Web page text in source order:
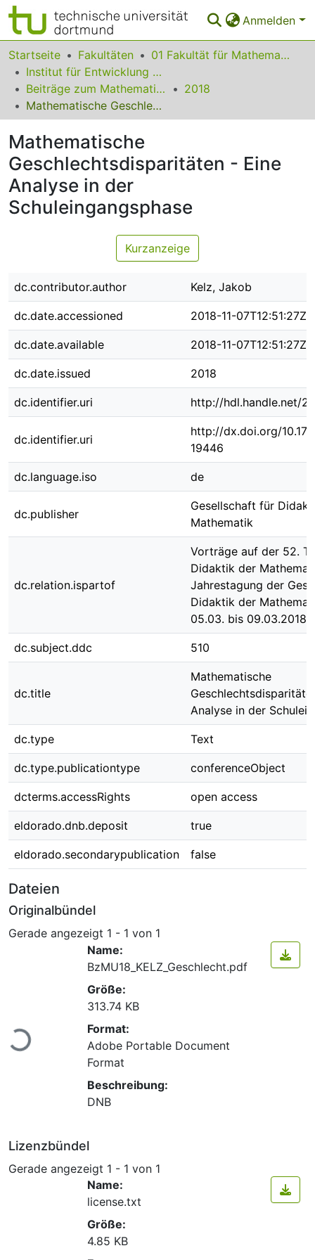
Anmelden
Bereiche & Sammlungen
Das gesamte Repositorium
Statistiken
FAQ
Leitlinien
Zurück zur Startseite
Startseite Fakultäten
01 Fakultät für Mathematik
Institut für Entwicklung und Erforschung des Mathematikunterrichts
Beiträge zum Mathematikunterricht
2018
Mathematische Geschlechtsdisparitäten - Eine Analyse in der Schuleingangsphase
Mathematische
Geschlechtsdisparitäten - Eine
Analyse in der
Schuleingangsphase
Kurzanzeige
dc.contributor.author Kelz, Jakob
dc.date.accessioned 2018-11-07T12:51:27Z
dc.date.available 2018-11-07T12:51:27Z
dc.date.issued 2018
dc.identifier.uri http://hdl.handle.net/
dc.identifier.uri
http://dx.doi.org/
19446
dc.language.iso de
dc.publisher
Gesellschaft für
Mathematik
dc.relation.ispartof
Vorträge auf der 52.
Didaktik der
Jahrestagung der
Didaktik der
05.03. bis 09.03.2018
dc.subject.ddc 510
dc.title
Mathematische
Analyse in der
dc.type Text
dc.type.publicationtype conferenceObject
dcterms.accessRights open access
eldorado.dnb.deposit true
eldorado.secondarypublication false
Dateien
Originalbündel
Gerade angezeigt 1 - 1 von 1
Lade...
Name:
BzMU18_KELZ_Geschlecht.pdf
Größe:
313.74 KB
Format:
Adobe Portable Document
Format
Beschreibung:
DNB
Lizenzbündel
Gerade angezeigt 1 - 1 von 1
Name:
license.txt
Größe:
4.85 KB